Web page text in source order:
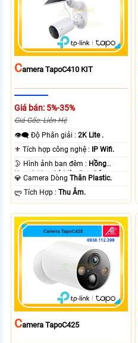
CAmera TapoC410 KIT
Giá bán: 5%-35%
Giá Gốc: Liên Hệ
👁️‍🗨 Độ Phân giải :2K Lite .
⚜️ Tích hợp công nghệ :
IP Wifi.
🌛 Hình ảnh ban đêm : Hồng
Ngoại 10m Có Màu Ban Ðêm.
💎 Camera DòngThân Plastic.
️ლ Tích Hợp :Thu Âm.
CAmera TapoC425